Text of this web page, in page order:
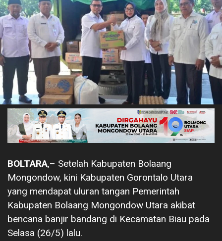
BOLTARA,– Setelah Kabupaten Bolaang
Mongondow, kini Kabupaten Gorontalo Utara
yang mendapat uluran tangan Pemerintah
Kabupaten Bolaang Mongondow Utara akibat
bencana banjir bandang di Kecamatan Biau pada
Selasa (26/5) lalu.